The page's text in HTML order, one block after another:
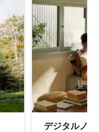
デジタルノ